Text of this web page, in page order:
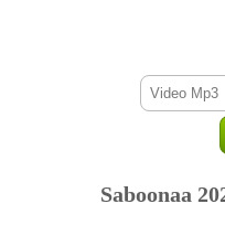
Saboonaa